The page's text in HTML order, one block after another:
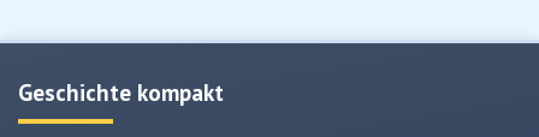
Geschichte kompakt